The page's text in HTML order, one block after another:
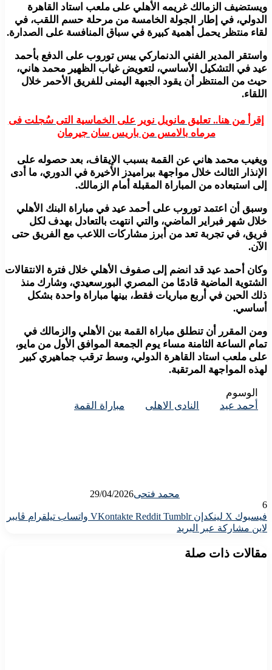
ويستضيف الزمالك غريمه الأهلي على ملعب استاد القاهرة
الدولي، في إطار الجولة الخامسة من مرحلة حسم اللقب، في
لقاء منتظر يحمل أهمية كبيرة في سباق المنافسة على الصدارة.
واستقر المدير الفني الدنماركي ييس توروب على الدفع بأحمد
عيد في التشكيل الأساسي، لتعويض غياب الظهير محمد هاني،
حيث من المنتظر أن يقود الجبهة اليمنى للفريق الأحمر خلال
اللقاء.
إقرأ من هنا.. تعليق مانويل نوير على الخماسية التى سُجلت فى
مرماه بالامس من باريس سان جيرمان
ويغيب محمد هاني عن القمة بسبب الإيقاف، بعد حصوله على
الإنذار الثالث خلال مواجهة بيراميدز الأخيرة في الدوري، ما أدى
إلى استبعاده من المباراة المقبلة أمام الزمالك.
وسبق أن اعتمد توروب على أحمد عيد في مباراة البنك الأهلي
خلال شهر فبراير الماضي، والتي انتهت بالتعادل بهدف لكل
فريق، في تجربة تعد من أبرز مشاركات اللاعب مع الفريق حتى
الآن.
وكان أحمد عيد قد انضم إلى صفوف الأهلي خلال فترة الانتقالات
الشتوية الماضية قادمًا من المصري البورسعيدي، وشارك منذ
ذلك الحين في أربع مباريات فقط، بينها مباراة واحدة بشكل
أساسي.
ومن المقرر أن تنطلق مباراة القمة بين الأهلي والزمالك في
تمام الساعة الثامنة مساء يوم الجمعة الموافق الأول من مايو،
على ملعب استاد القاهرة الدولي، وسط ترقب جماهيري كبير
لهذه المواجهة المرتقبة.
الوسوم
أحمد عيد
النادى الاهلى مباراة القمة
محمد فتحى29/04/2026
6
فيسبوك X لينكدإن واتساب تيلقرام ڤايبر
لاين مشاركة عبر البريد
مقالات ذات صلة